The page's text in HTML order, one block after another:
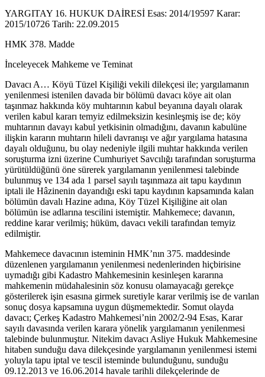
YARGITAY 16. HUKUK DAİRESİ Esas: 2014/19597 Karar:
2015/10726 Tarih: 22.09.2015
HMK 378. Madde
İnceleyecek Mahkeme ve Teminat
Davacı A… Köyü Tüzel Kişiliği vekili dilekçesi ile; yargılamanın
yenilenmesi istenilen davada bir bölümü davacı köye ait olan
taşınmaz hakkında köy muhtarının kabul beyanına dayalı olarak
verilen kabul kararı temyiz edilmeksizin kesinleşmiş ise de; köy
muhtarının davayı kabul yetkisinin olmadığını, davanın kabulüne
ilişkin kararın muhtarın hileli davranışı ve ağır yargılama hatasına
dayalı olduğunu, bu olay nedeniyle ilgili muhtar hakkında verilen
soruşturma izni üzerine Cumhuriyet Savcılığı tarafından soruşturma
yürütüldüğünü öne sürerek yargılamanın yenilenmesi talebinde
bulunmuş ve 134 ada 1 parsel sayılı taşınmaza ait tapu kaydının
iptali ile Hâzinenin dayandığı eski tapu kaydının kapsamında kalan
bölümün davalı Hazine adına, Köy Tüzel Kişiliğine ait olan
bölümün ise adlarına tescilini istemiştir. Mahkemece; davanın,
reddine karar verilmiş; hüküm, davacı vekili tarafından temyiz
edilmiştir.
Mahkemece davacının isteminin HMK’nın 375. maddesinde
düzenlenen yargılamanın yenilenmesi nedenlerinden hiçbirisine
uymadığı gibi Kadastro Mahkemesinin kesinleşen kararına
mahkemenin müdahalesinin söz konusu olamayacağı gerekçe
gösterilerek işin esasına girmek suretiyle karar verilmiş ise de varılan
sonuç dosya kapsamına uygun düşmemektedir. Somut olayda
davacı; Çerkeş Kadastro Mahkemesi’nin 2002/2-94 Esas, Karar
sayılı davasında verilen karara yönelik yargılamanın yenilenmesi
talebinde bulunmuştur. Nitekim davacı Asliye Hukuk Mahkemesine
hitaben sunduğu dava dilekçesinde yargılamanın yenilenmesi istemi
yoluyla tapu iptal ve tescil isteminde bulunduğunu, sunduğu
09.12.2013 ve 16.06.2014 havale tarihli dilekçelerinde de